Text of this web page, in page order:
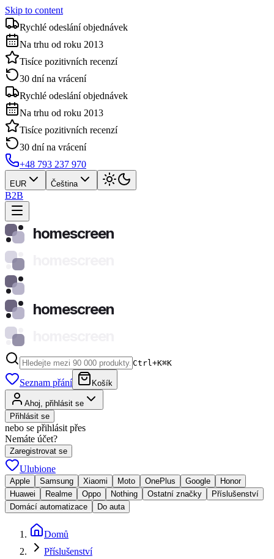
Skip to content
Rychlé odeslání objednávek
Na trhu od roku 2013
Tisíce pozitivních recenzí
30 dní na vrácení
Rychlé odeslání objednávek
Na trhu od roku 2013
Tisíce pozitivních recenzí
30 dní na vrácení
+48 793 237 970
EUR Čeština
B2B
homescreen
homescreen
Ctrl+K⌘K
Seznam přání Košík
Ahoj, přihlásit se
Přihlásit se
nebo se přihlásit přes
Nemáte účet?
Zaregistrovat se
Ulubione
Apple Samsung Xiaomi Moto OnePlus Google
Honor
Huawei
Realme Oppo Nothing Ostatní značky
Příslušenství
Domácí automatizace
Do auta
Domů
Příslušenství